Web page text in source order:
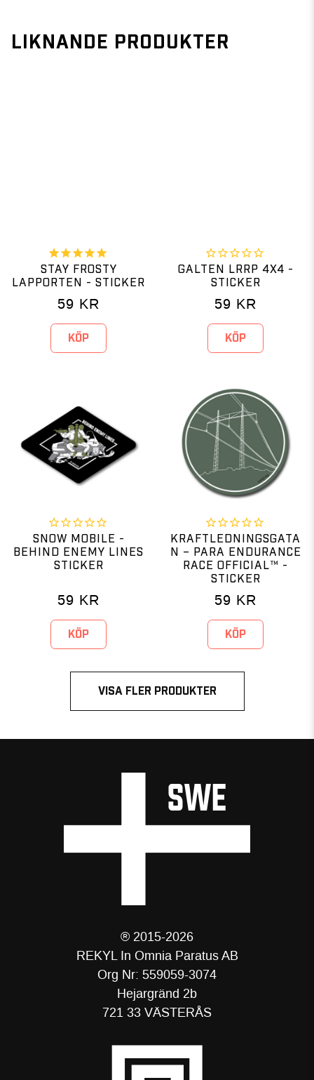
LIKNANDE PRODUKTER
STAY FROSTY
LAPPORTEN - STICKER
59 KR
KÖP
GALTEN LRRP 4X4 -
STICKER
59 KR
KÖP
SNOW MOBILE -
BEHIND ENEMY LINES
STICKER
59 KR
KÖP
KRAFTLEDNINGSGATA
N – PARA ENDURANCE
RACE OFFICIAL™ -
STICKER
59 KR
KÖP
VISA FLER PRODUKTER
® 2015-2026
REKYL In Omnia Paratus AB
Org Nr: 559059-3074
Hejargränd 2b
721 33 VÄSTERÅS